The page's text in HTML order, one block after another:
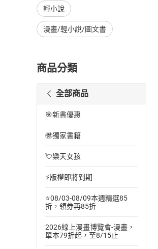
輕小說
漫畫/輕小說/圖文書
商品分類
全部商品
🎯新書優惠
🉐獨家書籍
💘樂天女孩
⚡版權即將到期
⭐08/03-08/09本週精選85
折，領券再85折
2026線上漫畫博覽會-漫畫，
單本79折起，至8/15止